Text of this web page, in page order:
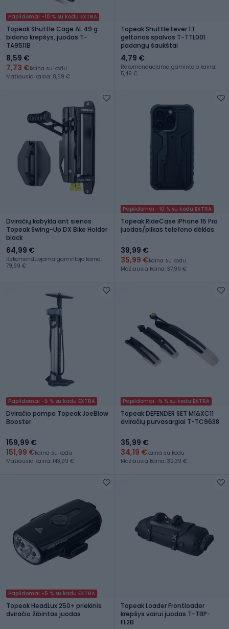
Papildomai -10 % su kodu EXTRA
Topeak Shuttle Cage AL 49 g
bidono krepšys, juodas T-
TA9511B
8,59 €
7,73 €kaina su kodu
Mažiausia kaina: 8,59 €
Topeak Shuttle Lever 1.1
geltonos spalvos T-TTL001
padangų šaukštai
4,79 €
Rekomenduojama gamintojo kaina:
5,49 €
Dviračių kabykla ant sienos
Topeak Swing-Up DX Bike Holder
black
64,99 €
Rekomenduojama gamintojo kaina:
79,99 €
Papildomai -10 % su kodu EXTRA
Topeak RideCase iPhone 15 Pro
juodas/pilkas telefono dėklas
39,99 €
35,99 €kaina su kodu
Mažiausia kaina: 37,99 €
Papildomai -5 % su kodu EXTRA
Dviračio pompa Topeak JoeBlow
Booster
159,99 €
151,99 €kaina su kodu
Mažiausia kaina: 143,99 €
Papildomai -5 % su kodu EXTRA
Topeak DEFENDER SET M1&XC11
dviračių purvasargiai T-TC9638
35,99 €
34,19 €kaina su kodu
Mažiausia kaina: 32,39 €
Papildomai -5 % su kodu EXTRA
Topeak HeadLux 250+ priekinis
dviračio žibintas juodas
Topeak Loader Frontloader
krepšys vairui juodas T-TBP-
FL2B